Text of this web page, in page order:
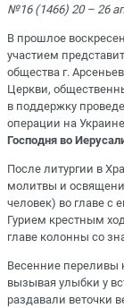
№16 (1466) 20 – 26
В прошлое
участием
общества г.
Церкви,
в поддержку
операции на
Господня во
После литургии в
молитвы и
человек) во главе с
Гурием крестным
главе колонны со
Весенние переливы
вызывая улыбки у
раздавали веточки